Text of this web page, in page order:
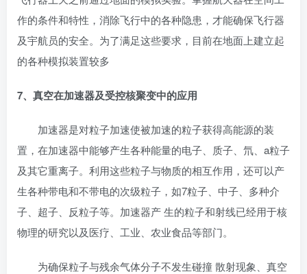
作的条件和特性，消除飞行中的各种隐患，才能确保飞行器
及宇航员的安全。为了满足这些要求，目前在地面上建立起
的各种模拟装置较多
7、真空在加速器及受控核聚变中的应用
加速器是对粒子加速使被加速的粒子获得高能源的装
置，在加速器中能够产生各种能量的电子、质子、氘、a粒子
及其它重离子。利用这些粒子与物质的相互作用，还可以产
生各种带电和不带电的次级粒子，如7粒子、中子、多种介
子、超子、反粒子等。加速器产 生的粒子和射线已经用于核
物理的研究以及医疗、工业、农业食品等部门。
为确保粒子与残余气体分子不发生碰撞 散射现象、真空